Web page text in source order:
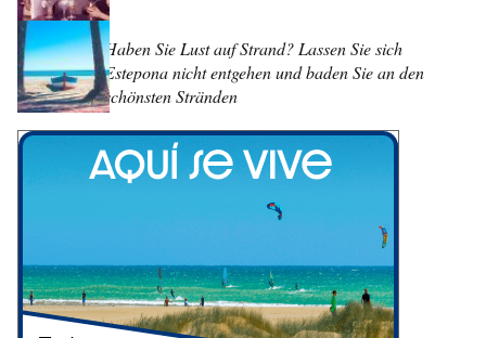
Haben Sie Lust auf Strand? Lassen Sie sich
Estepona nicht entgehen und baden Sie an den
schönsten Stränden